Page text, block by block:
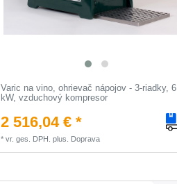
Varic na vino, ohrievač nápojov - 3-riadky, 6
kW, vzduchový kompresor
2 516,04 € *
*vr. ges. DPH. plus. Doprava